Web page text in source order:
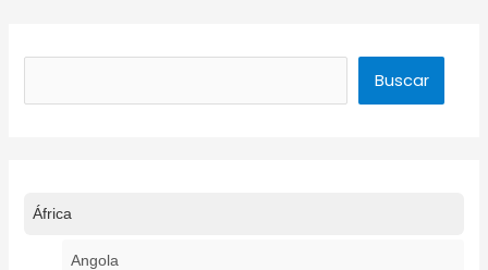
Buscar
África
Angola